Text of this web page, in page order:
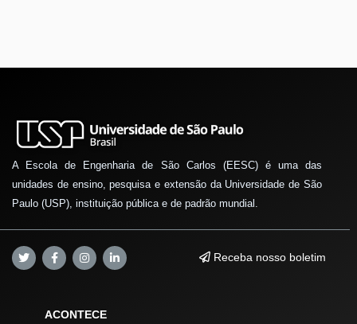
A Escola de Engenharia de São Carlos (EESC) é uma das
unidades de ensino, pesquisa e extensão da Universidade de São
Paulo (USP), instituição pública e de padrão mundial.
Receba nosso boletim
ACONTECE